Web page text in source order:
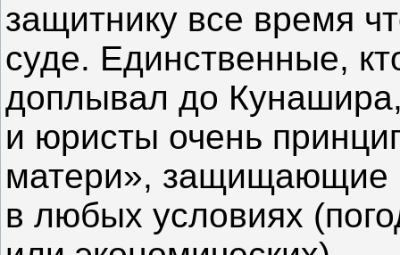
защитнику все время
суде. Единственные,
доплывал до
и юристы очень
матери», защищающие
в любых условиях